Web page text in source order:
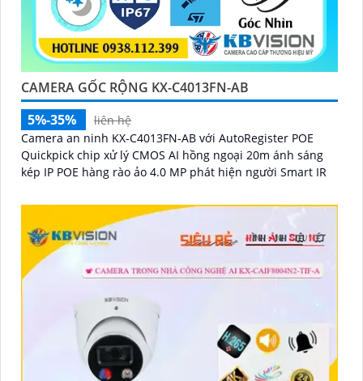
CAMERA GỐC RỘNG KX-C4013FN-AB
5%-35%
liên hệ
Camera an ninh KX-C4013FN-AB với AutoRegister POE
Quickpick chip xử lý CMOS AI hồng ngoại 20m ánh sáng
kép IP POE hàng rào ảo 4.0 MP phát hiện người Smart IR